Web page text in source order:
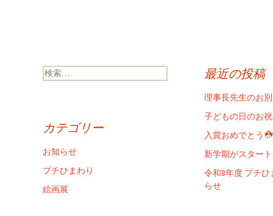
検
索:
最近の投稿
理事長先生のお
子どもの日のお
入賞おめでとう
新学期がスター
令和8年度 プチ
らせ
カテゴリー
お知らせ
プチひまわり
絵画展